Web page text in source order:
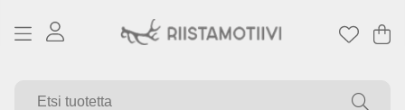
.